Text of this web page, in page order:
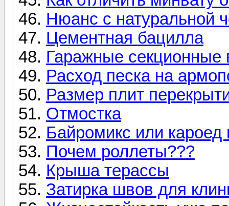
Нюанс с натуральной
Цементная бацилла
Гаражные секционные
Расход песка на
Размер плит
Отмостка
Байромикс или
Почем роллеты???
Крыша терассы
Затирка швов для